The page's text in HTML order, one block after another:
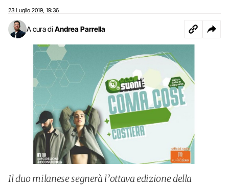
23 Luglio 2019 19:36
A cura di Andrea Parrella
Il duo milanese segnerà l’ottava edizione della